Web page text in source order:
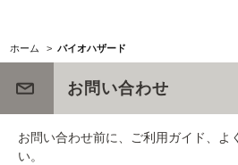
ホーム > バイオハザード
お問い合わせ
お問い合わせ前に、ご利用ガイド、よ
い。